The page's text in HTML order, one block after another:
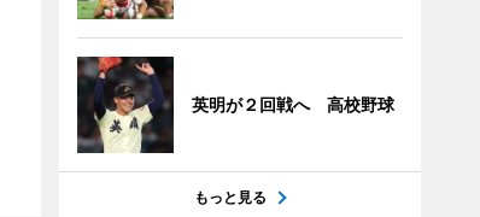
英明が２回戦へ 高校野球
もっと見る